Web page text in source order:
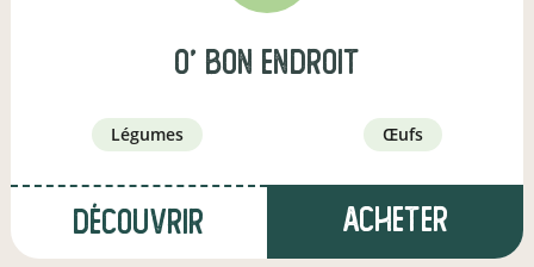
O' bon endroit
légumes œufs
Découvrir Acheter